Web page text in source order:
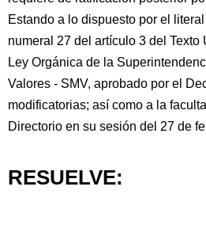
Estando a lo dispuesto por el
numeral 27 del artículo 3 del
Ley Orgánica de la
Valores - SMV, aprobado por el
modificatorias; así como a la
Directorio en su sesión del 27 de
RESUELVE: